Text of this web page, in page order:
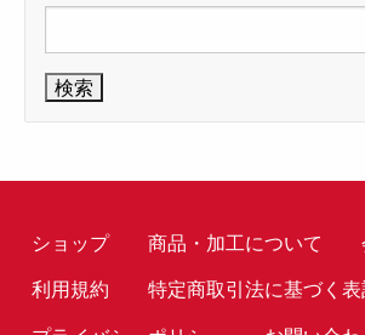
索:
ショップ 商品・加工について
利用規約
特定商取引法に基づく